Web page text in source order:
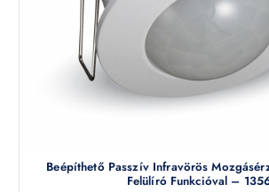
Beépíthető Passzív Infravörös
Felülíró Funkcióval –